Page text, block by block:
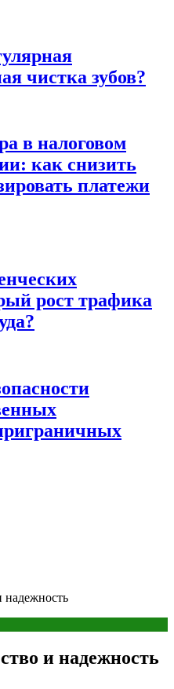
чистка зубов?
в налоговом
как снизить
платежи
рост трафика
надежность
и надежность